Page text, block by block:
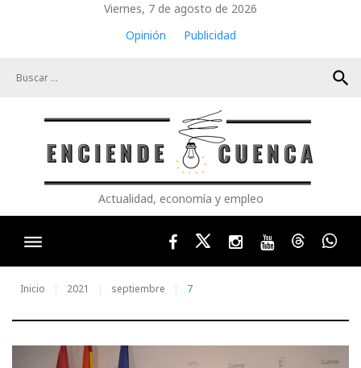
Viernes, 7 de agosto de 2026
Opinión
Publicidad
search
Actualidad, economía y empleo
FacebookTwitterInstagram
YoutubeThreads
Inicio 2021 septiembre 7